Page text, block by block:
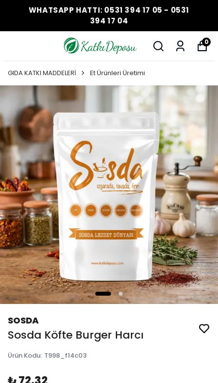
WHATSAPP HATTI: 0531 394 17 05 - 0531
394 17 04
0
GIDA KATKI MADDELERİ Et Ürünleri Üretimi
SOSDA
Sosda Köfte Burger Harcı
Ürün Kodu: T998_f14c03